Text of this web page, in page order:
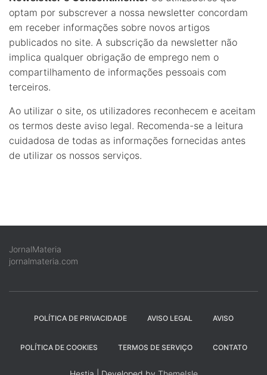
optam por subscrever a nossa newsletter concordam
em receber informações sobre novos artigos
publicados no site. A subscrição da newsletter não
implica qualquer obrigação de emprego nem o
compartilhamento de informações pessoais com
terceiros.
Ao utilizar o site, os utilizadores reconhecem e aceitam
os termos deste aviso legal. Recomenda-se a leitura
cuidadosa de todas as informações fornecidas antes
de utilizar os nossos serviços.
JornalMateria
jornalmateria.com
POLÍTICA DE PRIVACIDADE AVISO LEGAL AVISO
POLÍTICA DE COOKIES TERMOS DE SERVIÇO CONTATO